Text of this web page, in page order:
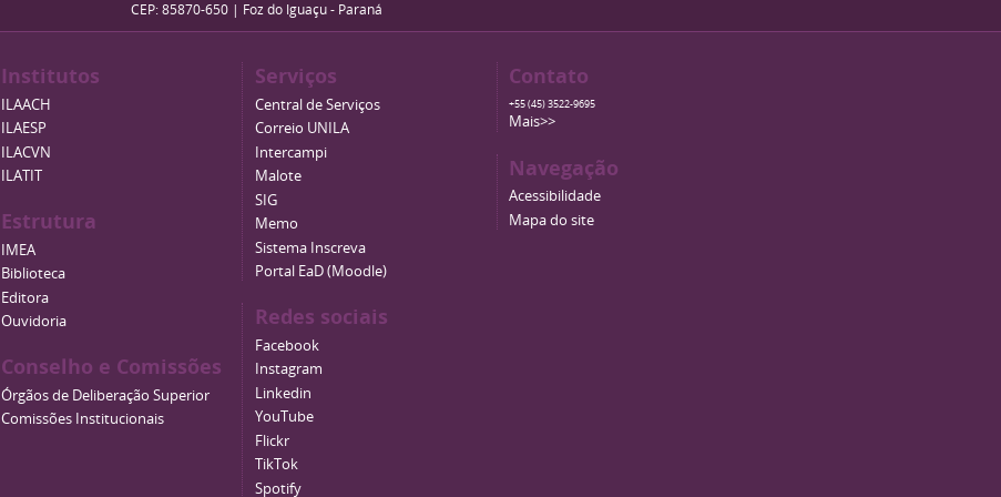
CEP: 85870-650 | Foz do Iguaçu - Paraná
Institutos
ILAACH
ILAESP
ILACVN
ILATIT
Estrutura
IMEA
Biblioteca
Editora
Ouvidoria
Conselho e Comissões
Órgãos de Deliberação Superior
Comissões Institucionais
Serviços
Central de Serviços
Correio UNILA
Intercampi
Malote
SIG
Memo
Sistema Inscreva
Portal EaD (Moodle)
Redes sociais
Facebook
Instagram
Linkedin
YouTube
Flickr
TikTok
Spotify
Contato
+55 (45) 3522-9695
Mais>>
Navegação
Acessibilidade
Mapa do site